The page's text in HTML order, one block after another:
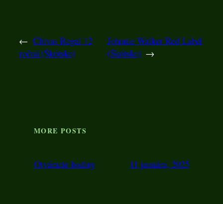
← Chivas Regal 12
ročná (Škótsko)
Johnnie Walker Red Label
(Škótsko) →
MORE POSTS
Otváracie hodiny 11 januára, 2025